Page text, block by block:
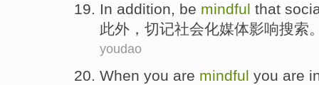
In addition, be mindful that
此外 ， 切记社会化媒体影响搜索
youdao
When you are mindful you are